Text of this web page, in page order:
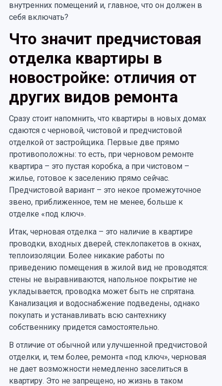
внутренних помещений и, главное, что он должен в
себя включать?
Что значит предчистовая
отделка квартиры в
новостройке: отличия от
других видов ремонта
Сразу стоит напомнить, что квартиры в новых домах
сдаются с черновой, чистовой и предчистовой
отделкой от застройщика. Первые две прямо
противоположны: то есть, при черновом ремонте
квартира – это пустая коробка, а при чистовом –
жилье, готовое к заселению прямо сейчас.
Предчистовой вариант – это некое промежуточное
звено, приближенное, тем не менее, больше к
отделке «под ключ».
Итак, черновая отделка – это наличие в квартире
проводки, входных дверей, стеклопакетов в окнах,
теплоизоляции. Более никакие работы по
приведению помещения в жилой вид не проводятся:
стены не выравниваются, напольное покрытие не
укладывается, проводка может быть не спрятана.
Канализация и водоснабжение подведены, однако
покупать и устанавливать всю сантехнику
собственнику придется самостоятельно.
В отличие от обычной или улучшенной предчистовой
отделки, и, тем более, ремонта «под ключ», черновая
не дает возможности немедленно заселиться в
квартиру. Это не запрещено, но жизнь в таком